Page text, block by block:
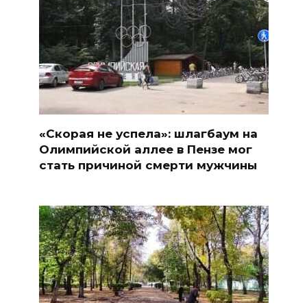
«Скорая не успела»: шлагбаум на
Олимпийской аллее в Пензе мог
стать причиной смерти мужчины